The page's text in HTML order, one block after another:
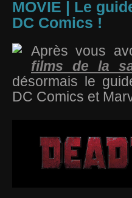
MOVIE | Le
DC Comics !
Après vous
films de la
désormais le
DC Comics et